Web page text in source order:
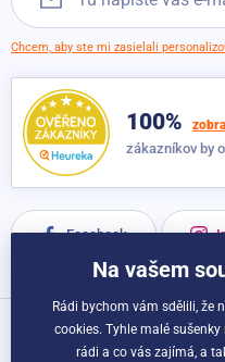
Chcem, aby ste mi zasielali
100%
zákazníkov by
Facebook
Možnosti
Na vašem
Rádi bychom vám sdělili, že
cookies. Tyhle malé
rádi a co vás zajímá, a